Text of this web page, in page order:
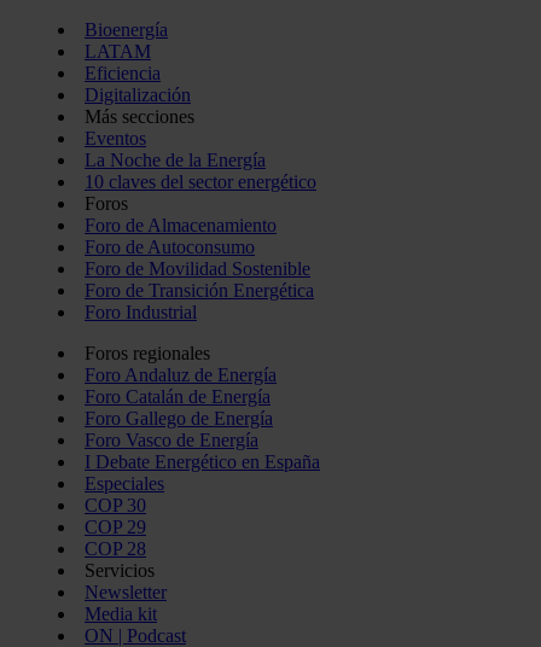
Bioenergía
LATAM
Eficiencia
Digitalización
Más secciones
Eventos
La Noche de la Energía
10 claves del sector energético
Foros
Foro de Almacenamiento
Foro de Autoconsumo
Foro de Movilidad Sostenible
Foro de Transición Energética
Foro Industrial
Foros regionales
Foro Andaluz de Energía
Foro Catalán de Energía
Foro Gallego de Energía
Foro Vasco de Energía
I Debate Energético en España
Especiales
COP 30
COP 29
COP 28
Servicios
Newsletter
Media kit
ON | Podcast